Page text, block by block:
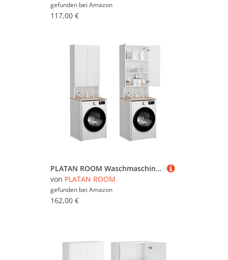
gefunden bei Amazon
117,00 €
PLATAN ROOM Waschmaschinenschrank Badezimmer Hochschrank Überbauschrank für Waschmaschine und Wäschetrockner 210 x 65 x 50/25 cm (Weiß Matt/Sonoma Eiche, 50 cm tief)
von PLATAN ROOM
gefunden bei Amazon
162,00 €